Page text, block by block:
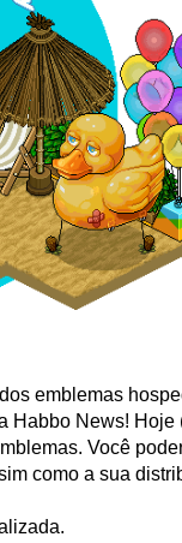
emblemas
Habbo News! Hoje
Você
como a sua